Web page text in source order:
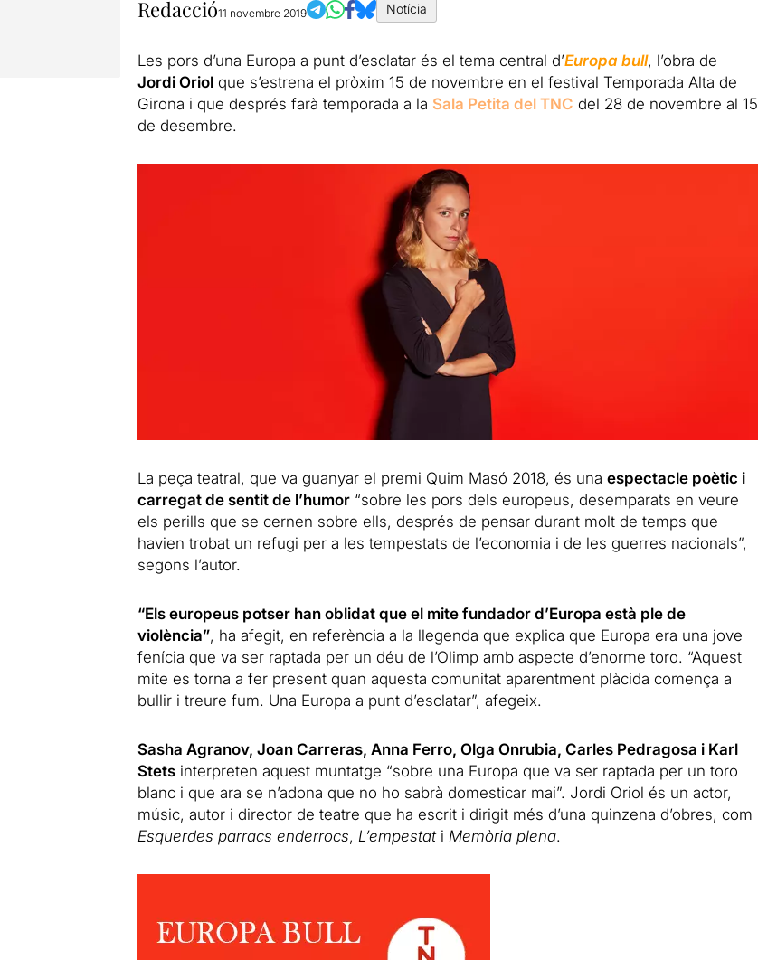
Redacció11 novembre 2019 Notícia
Les pors d’una Europa a punt d’esclatar és el tema central d’Europa bull, l’obra de
Jordi Oriolque s’estrena el pròxim 15 de novembre en el festival Temporada Alta de
Girona i que després farà temporada a la Sala Petita del TNC del 28 de novembre al 15
de desembre.
La peça teatral, que va guanyar el premi Quim Masó 2018, és una espectacle poètic i
carregat de sentit de l’humor“sobre les pors dels europeus, desemparats en veure
els perills que se cernen sobre ells, després de pensar durant molt de temps que
havien trobat un refugi per a les tempestats de l’economia i de les guerres nacionals”,
segons l’autor.
“Els europeus potser han oblidat que el mite fundador d’Europa està ple de
violència”, ha afegit, en referència a la llegenda que explica que Europa era una jove
fenícia que va ser raptada per un déu de l’Olimp amb aspecte d’enorme toro. “Aquest
mite es torna a fer present quan aquesta comunitat aparentment plàcida comença a
bullir i treure fum. Una Europa a punt d’esclatar”, afegeix.
Sasha Agranov, Joan Carreras, Anna Ferro, Olga Onrubia, Carles Pedragosa i Karl
Stetsinterpreten aquest muntatge “sobre una Europa que va ser raptada per un toro
blanc i que ara se n’adona que no ho sabrà domesticar mai”. Jordi Oriol és un actor,
músic, autor i director de teatre que ha escrit i dirigit més d’una quinzena d’obres, com
Esquerdes parracs enderrocs, L’empestati Memòria plena.